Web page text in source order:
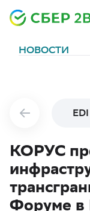
НОВОСТИ
EDI
КОРУС
Форуме в